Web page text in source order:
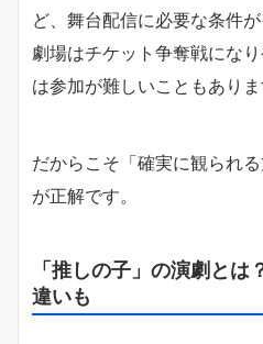
ど、舞台配信に必要な条件
劇場はチケット争奪戦にな
は参加が難しいこともありま
だからこそ「確実に観られ
が正解です。
「推しの子」の演劇と
違いも